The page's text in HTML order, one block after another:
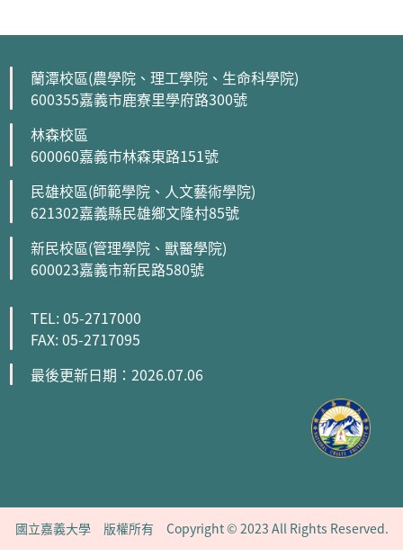
蘭潭校區(農學院、理工學院、生命科學院)
600355嘉義市鹿寮里學府路300號
林森校區
600060嘉義市林森東路151號
民雄校區(師範學院、人文藝術學院)
621302嘉義縣民雄鄉文隆村85號
新民校區(管理學院、獸醫學院)
600023嘉義市新民路580號
TEL: 05-2717000
FAX: 05-2717095
最後更新日期：2026.07.06
國立嘉義大學 版權所有 Copyright © 2023 All Rights Reserved.